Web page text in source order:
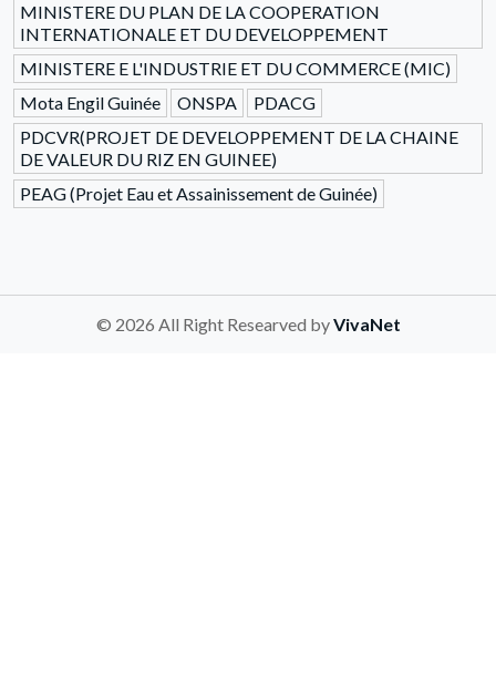
MINISTERE DU PLAN DE LA COOPERATION
INTERNATIONALE ET DU DEVELOPPEMENT
MINISTERE E L'INDUSTRIE ET DU COMMERCE (MIC)
Mota Engil Guinée
ONSPA
PDACG
PDCVR(PROJET DE DEVELOPPEMENT DE LA CHAINE
DE VALEUR DU RIZ EN GUINEE)
PEAG (Projet Eau et Assainissement de Guinée)
© 2026 All Right Researved byVivaNet